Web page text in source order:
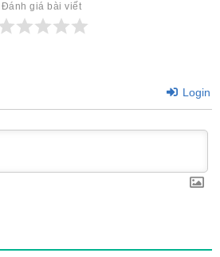
Đánh giá bài viết
Login